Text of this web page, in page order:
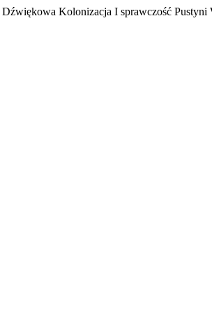
Kolonizacja I sprawczość Pustyni